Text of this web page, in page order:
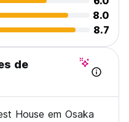
8.0
8.7
de
House em Osaka